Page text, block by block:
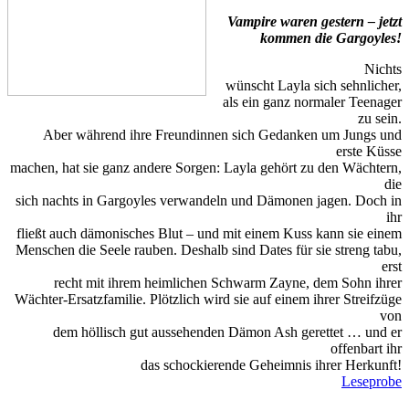
Vampire waren gestern – jetzt
kommen die Gargoyles!
Nichts
wünscht Layla sich sehnlicher,
als ein ganz normaler Teenager
zu sein.
Aber während ihre Freundinnen sich Gedanken um Jungs und
erste Küsse
machen, hat sie ganz andere Sorgen: Layla gehört zu den Wächtern,
die
sich nachts in Gargoyles verwandeln und Dämonen jagen. Doch in
ihr
fließt auch dämonisches Blut – und mit einem Kuss kann sie einem
Menschen die Seele rauben. Deshalb sind Dates für sie streng tabu,
erst
recht mit ihrem heimlichen Schwarm Zayne, dem Sohn ihrer
Wächter-Ersatzfamilie. Plötzlich wird sie auf einem ihrer Streifzüge
von
dem höllisch gut aussehenden Dämon Ash gerettet … und er
offenbart ihr
das schockierende Geheimnis ihrer Herkunft!
Leseprobe